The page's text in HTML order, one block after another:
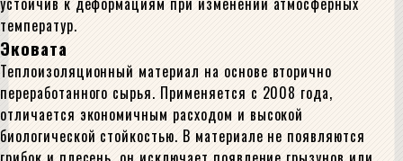
температур.
Эковата
Теплоизоляционный материал на основе вторично
переработанного сырья. Применяется с 2008 года,
отличается экономичным расходом и высокой
биологической стойкостью. В материале не появляются